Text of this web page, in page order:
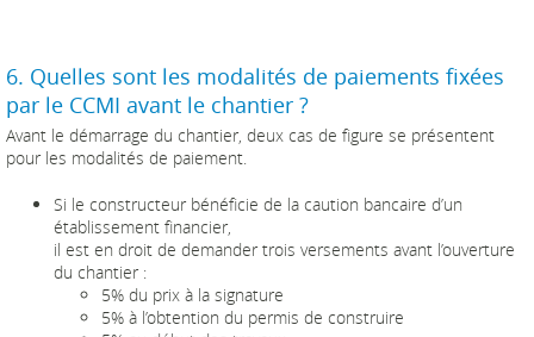
6. Quelles sont les modalités de paiements fixées
par le CCMI avant le chantier ?
Avant le démarrage du chantier, deux cas de figure se présentent
pour les modalités de paiement.
Si le constructeur bénéficie de la caution bancaire d’un
établissement financier,
il est en droit de demander trois versements avant l’ouverture
du chantier :
5% du prix à la signature
5% à l’obtention du permis de construire